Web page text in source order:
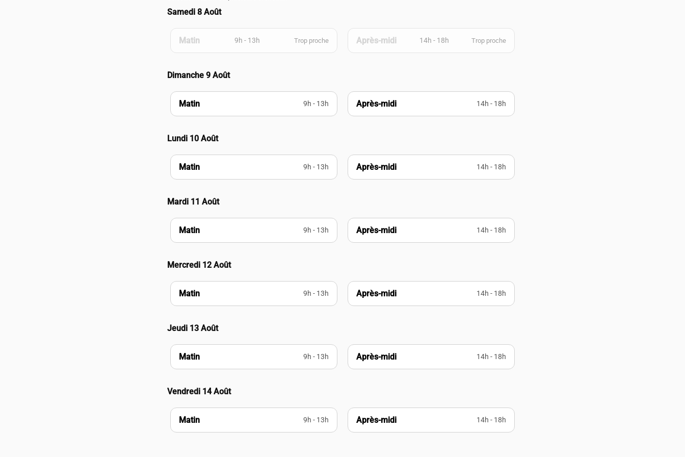
Samedi 8 Août
Matin 9h - 13h Trop proche Après-midi 14h - 18h Trop proche
Dimanche 9 Août
Matin 9h - 13h Après-midi 14h - 18h
Lundi 10 Août
Matin 9h - 13h Après-midi 14h - 18h
Mardi 11 Août
Matin 9h - 13h Après-midi 14h - 18h
Mercredi 12 Août
Matin 9h - 13h Après-midi 14h - 18h
Jeudi 13 Août
Matin 9h - 13h Après-midi 14h - 18h
Vendredi 14 Août
Matin 9h - 13h Après-midi 14h - 18h